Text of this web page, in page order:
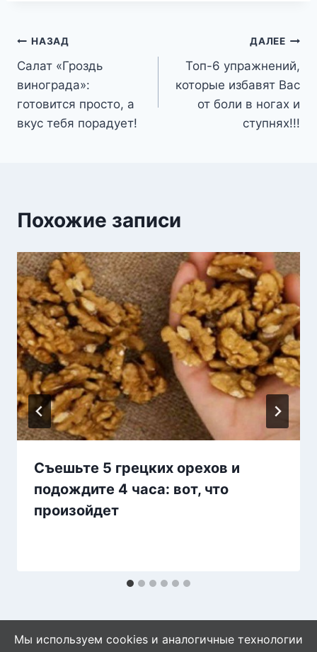
Навигация
по
записям
НАЗАД
Салат «Гроздь
винограда»:
готовится просто, а
вкус тебя порадует!
ДАЛЕЕ
Топ-6 упражнений,
которые избавят Вас
от боли в ногах и
ступнях!!!
Похожие записи
Съешьте 5 грецких орехов и
подождите 4 часа: вот, что
произойдет
Мы используем cookies и аналогичные технологии